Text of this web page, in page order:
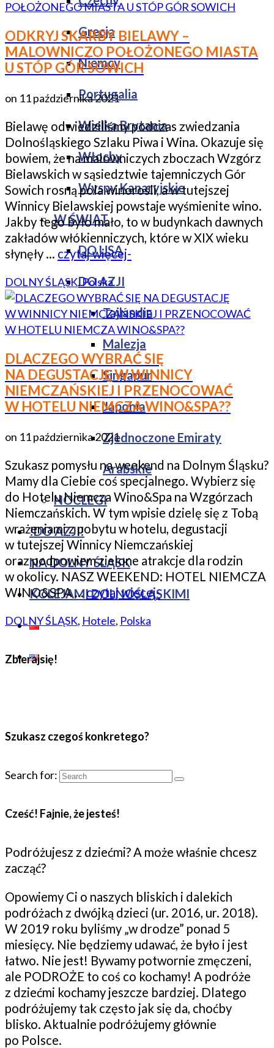
Grecja
Niemcy
Portugalia
Wielka Brytania
Włochy
Wyspy Kanaryjskie
W ŚWIAT
DO USA
DO AZJI
Tajlandia
Malezja
Singapur
Japonia
Zjednoczone Emiraty
Arabskie
NOCLEGI
!DO AZJI!
NA DOLNY ŚLĄSK
KOLEJAMI DOLNOŚLĄSKIMI
ODKRYJ SKARBY BIELAWY –
MALOWNICZO POŁOŻONEGO MIASTA
U STÓP GÓR SOWICH
on 11 października 2021
Bielawę odwiedziliśmy podczas zwiedzania
Dolnośląskiego Szlaku Piwa i Wina. Okazuje się
bowiem, że na malowniczych zboczach Wzgórz
Bielawskich w sąsiedztwie tajemniczych Gór
Sowich rosną pola winorośli, a w tutejszej
Winnicy Bielawskiej powstaje wyśmienite wino.
Jakby tego było mało, to w budynkach dawnych
zakładów włókienniczych, które w XIX wieku
słynęły … czytaj więcej-
DOLNY ŚLĄSK,Polska
DLACZEGO WYBRAĆ SIĘ
NA DEGUSTACJĘ W WINNICY
NIEMCZAŃSKIEJ I PRZENOCOWAĆ
W HOTELU NIEMCZA WINO&SPA??
on 11 października 2021
Szukasz pomysłu na weekend na Dolnym Śląsku?
Mamy dla Ciebie coś specjalnego. Wybierz się
do Hotelu Niemcza Wino&Spa na Wzgórzach
Niemczańskich. W tym wpisie dzielę się z Tobą
wrażeniami z pobytu w hotelu, degustacji
w tutejszej Winnicy Niemczańskiej
oraz podpowiem zielone atrakcje dla rodzin
w okolicy. NASZ WEEKEND: HOTEL NIEMCZA
WINO&SPA …czytaj więcej-
DOLNY ŚLĄSK, Hotele, Polska
Zbierajsię!
Szukasz czegoś konkretego?
Search for:
Cześć! Fajnie, że jesteś!
Podróżujesz z dziećmi? A może właśnie chcesz
zacząć?
Opowiemy Ci o naszych bliskich i dalekich
podróżach z dwójką dzieci (ur. 2016, ur. 2018).
W 2019 roku byliśmy „w drodze” ponad 5
miesięcy. Nie będziemy udawać, że było i jest
łatwo. Nie jest! Bywamy potwornie zmęczeni,
ale PODROŻE to coś co kochamy! A podróże
z dziećmi kochamy jeszcze bardziej. Dlatego
podróżujemy tak często jak się da, choćby
blisko. Aktualnie podróżujemy głównie
po Polsce.